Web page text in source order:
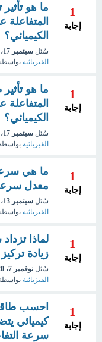
1
إجابة
ما هو تأثير
الكيميائي؟
سُئل سبتمبر 17، 2022
الفيزيائية
1
إجابة
ما هو تأثير
الكيميائي؟
سُئل سبتمبر 17، 2022
الفيزيائية
1
إجابة
ما هي
معدل
سُئل سبتمبر 13، 2022
الفيزيائية
1
إجابة
لماذا
زيادة
سُئل نوفمبر 7، 2020
الفيزيائية
1
إجابة
احسب
كيميائي
سرعة